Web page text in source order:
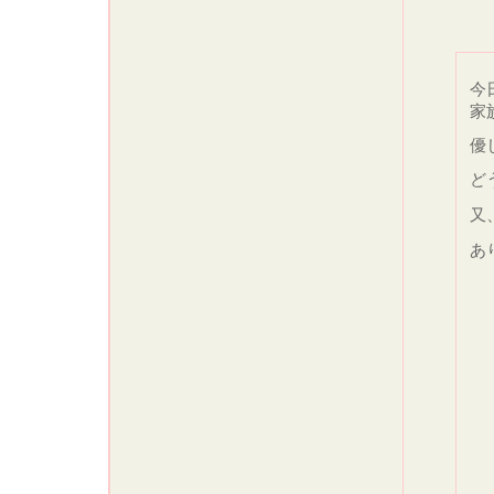
今
優
ど
又
あ